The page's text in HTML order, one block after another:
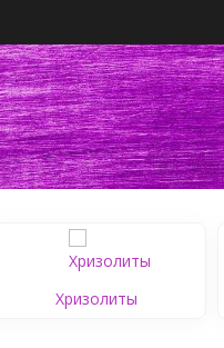
Хризолиты